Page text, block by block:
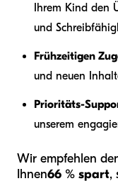
Ihrem Kind den
und
Frühzeitigen
und neuen
Prioritäts-
unserem
Wir empfehlen
Ihnen66 % spart,